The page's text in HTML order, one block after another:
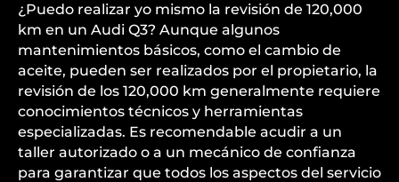
¿Puedo realizar yo mismo la revisión de 120,000
km en un Audi Q3? Aunque algunos
mantenimientos básicos, como el cambio de
aceite, pueden ser realizados por el propietario, la
revisión de los 120,000 km generalmente requiere
conocimientos técnicos y herramientas
especializadas. Es recomendable acudir a un
taller autorizado o a un mecánico de confianza
para garantizar que todos los aspectos del servicio